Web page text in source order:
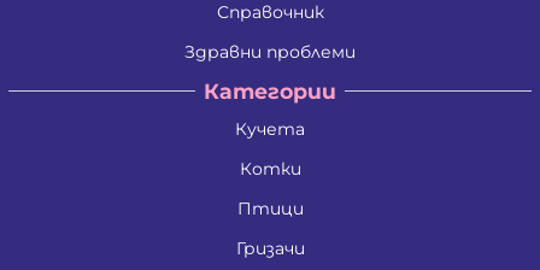
Справочник
Здравни проблеми
Категории
Кучета
Котки
Птици
Гризачи